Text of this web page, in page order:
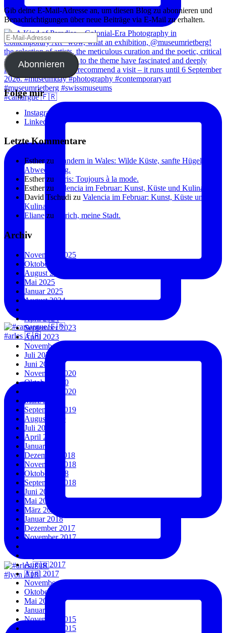
#camargue 🇫🇷
#arles 🇫🇷
#lyon 🇫🇷
Gib deine E-Mail-Adresse an, um diesen Blog zu abonnieren und
Benachrichtigungen über neue Beiträge via E-Mail zu erhalten.
E-
Mail-
Adresse
Abonnieren
Folge mir
Instagram
Linkedin
Letzte Kommentare
Estherzu
Wandern in Wales: Wilde Küste, sanfte Hügel, viel
Abwechslung.
Estherzu
Paris: Toujours à la mode.
Estherzu
Valencia im Februar: Kunst, Küste und Kulinarik.
David Tschudi zu Valencia im Februar: Kunst, Küste und
Kulinarik.
Eliane zu Zürich, meine Stadt.
Archiv
November 2025
Oktober 2025
August 2025
Mai 2025
Januar 2025
August 2024
April 2024
September 2023
April 2023
November 2022
Juli 2022
Juni 2022
November 2020
Oktober 2020
September 2020
März 2020
September 2019
August 2019
Juli 2019
April 2019
Januar 2019
Dezember 2018
November 2018
Oktober 2018
September 2018
Juni 2018
Mai 2018
März 2018
Januar 2018
Dezember 2017
November 2017
August 2017
April 2017
November 2016
Oktober 2016
Mai 2016
Januar 2016
November 2015
September 2015